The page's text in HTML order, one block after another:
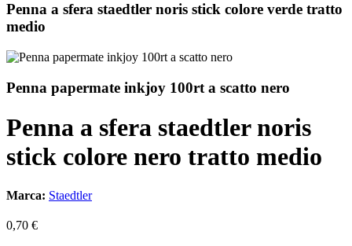
Penna a sfera staedtler noris stick colore verde tratto
medio
Penna papermate inkjoy 100rt a scatto nero
Penna a sfera staedtler noris
stick colore nero tratto medio
Marca: Staedtler
0,70 €